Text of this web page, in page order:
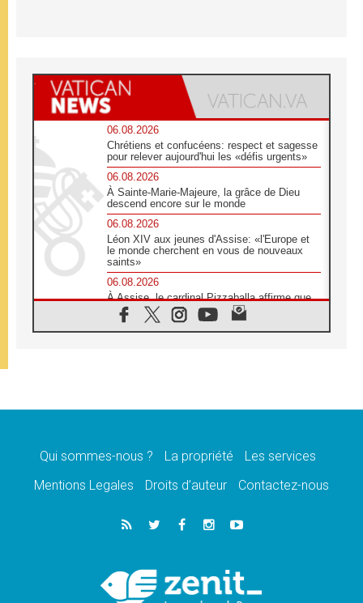
06.08.2026
Chrétiens et confucéens: respect et sagesse
pour relever aujourd'hui les «défis urgents»
06.08.2026
À Sainte-Marie-Majeure, la grâce de Dieu
descend encore sur le monde
06.08.2026
Léon XIV aux jeunes d'Assise: «l'Europe et
le monde cherchent en vous de nouveaux
saints»
06.08.2026
À Assise, le cardinal Pizzaballa affirme que
«les chrétiens veulent la paix»
06.08.2026
message de paix et de dignité humaine»
«La visite du Pape en Uruguay renforcera
05.08.2026
Le nonce en Ukraine: «Il est inquiétant
Léon XIV au Pérou, une lueur d'espoir pour
un peuple en quête de paix
Qui sommes-nous ? La propriété
Les services
Mentions Legales
Droits d’auteur Contactez-nous